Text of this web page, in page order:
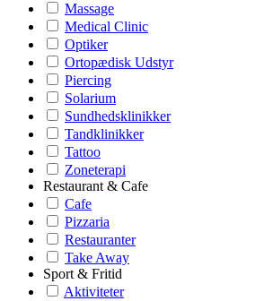
Massage
Medical Clinic
Optiker
Ortopædisk Udstyr
Piercing
Solarium
Sundhedsklinikker
Tandklinikker
Tattoo
Zoneterapi
Restaurant & Cafe
Cafe
Pizzaria
Restauranter
Take Away
Sport & Fritid
Aktiviteter